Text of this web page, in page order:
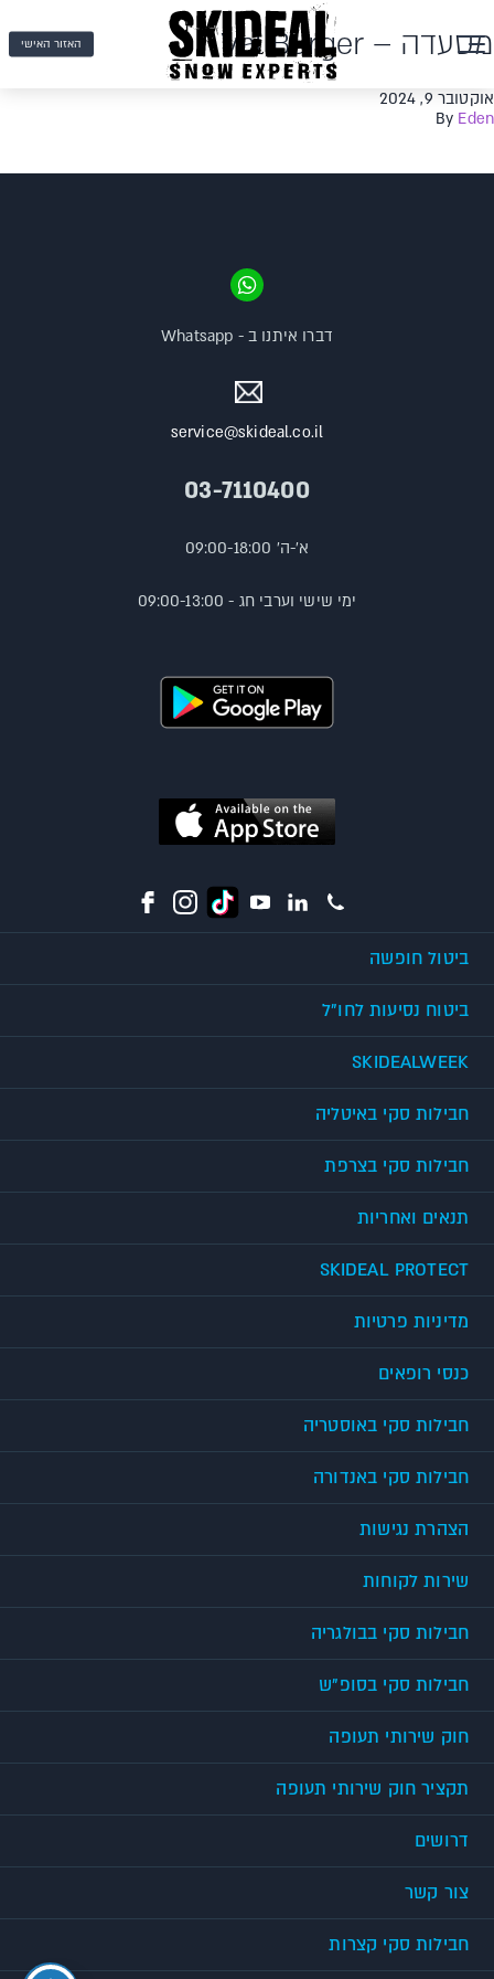
האזור האישי מסעדה – Val Burger
אוקטובר 9, 2024
By Eden
service@skideal.co.il
03-7110400
א'-ה' 09:00-18:00
ימי שישי וערבי חג - 09:00-13:00
דברו איתנו ב - Whatsapp
ביטול חופשה
ביטוח נסיעות לחו"ל
SKIDEALWEEK
חבילות סקי באיטליה
חבילות סקי בצרפת
תנאים ואחריות
SKIDEAL PROTECT
מדיניות פרטיות
כנסי רופאים
חבילות סקי באוסטריה
חבילות סקי באנדורה
הצהרת נגישות
שירות לקוחות
חבילות סקי בבולגריה
חבילות סקי בסופ"ש
חוק שירותי תעופה
תקציר חוק שירותי תעופה
דרושים
צור קשר
חבילות סקי קצרות